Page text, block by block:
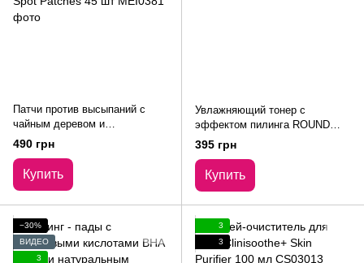
Патчи против высыпаний с
чайным деревом и
салициловой кислотой Meisani
Your Bes-tea BHA Spot Patches
45 шт
490 грн
Купить
Увлажняющий тонер с
эффектом пилинга ROUND
LAB 1025 Dokdo Toner 100 мл
395 грн
Купить
−30%
ВИДЕО
3
3
3